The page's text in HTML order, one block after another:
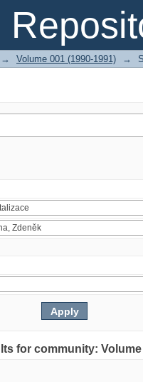
→ Volume 001 (1990-1991) →
for community: Volume